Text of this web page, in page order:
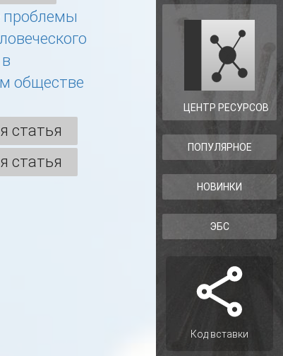
проблемы
обществе
статья
статья
ЦЕНТР РЕСУРСОВ
ПОПУЛЯРНОЕ
НОВИНКИ
ЭБС
Код вставки